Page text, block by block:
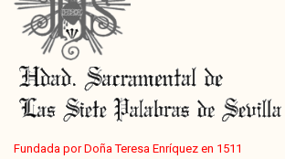
Fundada por Doña Teresa Enríquez en 1511